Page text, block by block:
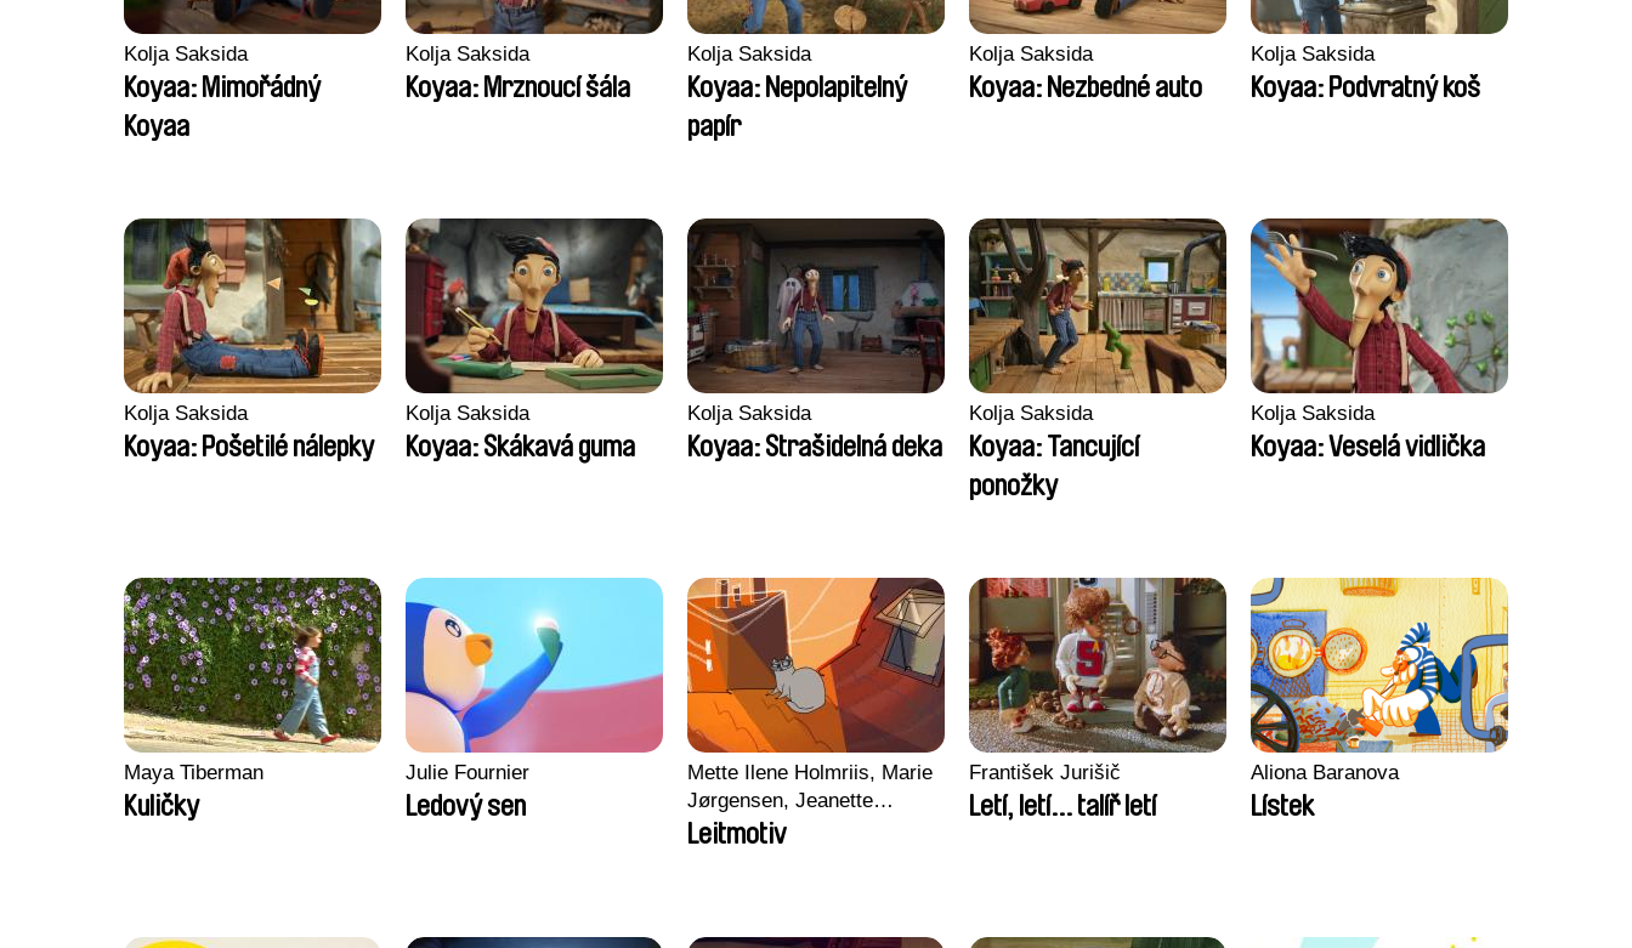
Kolja Saksida
Koyaa: Mimořádný
Koyaa
Kolja Saksida
Koyaa: Mrznoucí šála
Kolja Saksida
Koyaa: Nepolapitelný
papír
Kolja Saksida
Koyaa: Nezbedné auto
Kolja Saksida
Koyaa: Podvratný koš
Kolja Saksida
Koyaa: Pošetilé nálepky
Kolja Saksida
Koyaa: Skákavá guma
Kolja Saksida
Koyaa: Strašidelná deka
Kolja Saksida
Koyaa: Tancující
ponožky
Kolja Saksida
Koyaa: Veselá vidlička
Maya Tiberman
Kuličky
Julie Fournier
Ledový sen
Mette Ilene Holmriis, Marie
Jørgensen, Jeanette
Nørgaard, Marie Thorhauge
Leitmotiv
František Jurišič
Letí, letí... talíř letí
Aliona Baranova
Lístek